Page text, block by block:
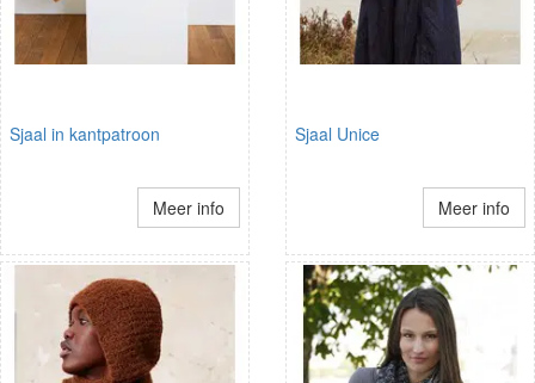
Sjaal in kantpatroon
Meer info
Sjaal Unice
Meer info